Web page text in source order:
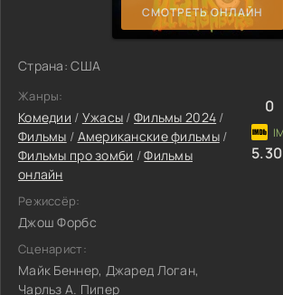
СМОТРЕТЬ ОНЛАЙН
Страна: США
Жанры:
Комедии / Ужасы /Фильмы 2024 /
Фильмы / Американские фильмы/
Фильмы про зомби /Фильмы
онлайн
Режиссёр:
Джош Форбс
Сценарист:
Майк Беннер, Джаред Логан,
Чарльз А. Пипер
0
5.30